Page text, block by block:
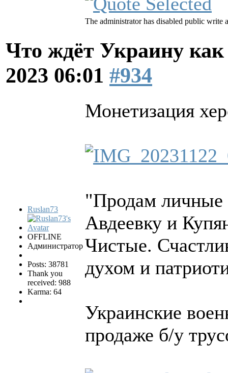
The administrator has disabled public write
Что ждёт Украину
2023 06:01 #934
Ruslan73
OFFLINE
Администратор
Posts: 38781
Thank you
received: 988
Karma: 64
Монетизация
"Продам личные
Авдеевку и
Чистые.
духом и
Украинские
продаже б/у